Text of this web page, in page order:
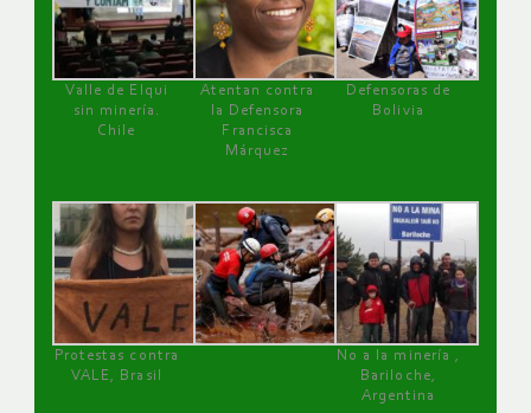
Valle de Elqui
sin minería.
Chile
Atentan contra
la Defensora
Francisca
Márquez
Defensoras de
Bolivia
Protestas contra
VALE, Brasil
No a la minería ,
Bariloche,
Argentina